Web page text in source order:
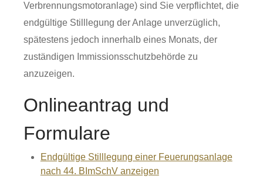
Verbrennungsmotoranlage) sind Sie verpflichtet, die
endgültige Stilllegung der Anlage unverzüglich,
spätestens jedoch innerhalb eines Monats, der
zuständigen Immissionsschutzbehörde zu
anzuzeigen.
Onlineantrag und
Formulare
Endgültige Stilllegung einer Feuerungsanlage
nach 44. BImSchV anzeigen